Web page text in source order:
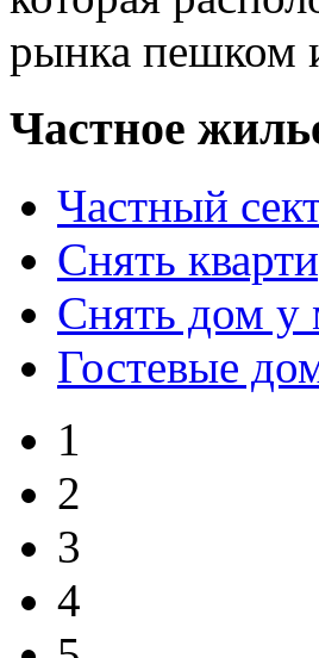
рынка пешком
Частное
Частный
Снять
Снять дом у
Гостевые
1
2
3
4